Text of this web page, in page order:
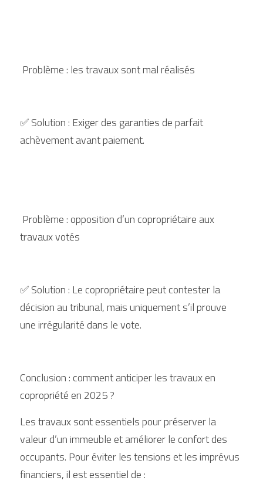
Problème : les travaux sont mal réalisés
✅ Solution : Exiger des garanties de parfait
achèvement avant paiement.
travaux votés
✅ Solution : Le copropriétaire peut contester la
décision au tribunal, mais uniquement s’il prouve
une irrégularité dans le vote.
Conclusion : comment anticiper les travaux en
copropriété en 2025 ?
Les travaux sont essentiels pour préserver la
valeur d’un immeuble et améliorer le confort des
occupants. Pour éviter les tensions et les imprévus
financiers, il est essentiel de :